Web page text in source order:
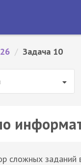
/ Задача 10
сложных заданий